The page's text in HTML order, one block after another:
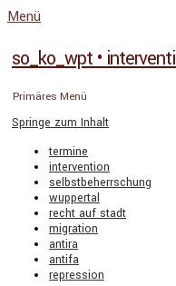
Menü
so_ko_wpt •
Primäres Menü
Springe zum Inhalt
termine
intervention
selbstbeherrschung
wuppertal
recht auf stadt
migration
antira
antifa
repression